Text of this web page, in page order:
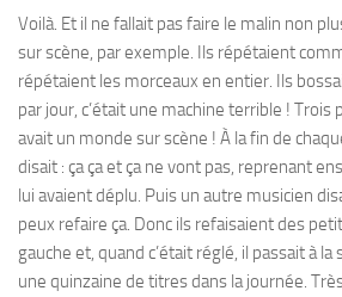
Voilà. Et il ne fallait pas faire le malin non
sur scène, par exemple. Ils répétaient
répétaient les morceaux en entier. Ils
par jour, c’était une machine terrible ! Trois
avait un monde sur scène ! À la fin de
disait : ça ça et ça ne vont pas, reprenant
lui avaient déplu. Puis un autre musicien
peux refaire ça. Donc ils refaisaient des
gauche et, quand c’était réglé, il passait à
une quinzaine de titres dans la journée.